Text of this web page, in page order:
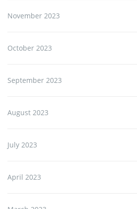
November 2023
October 2023
September 2023
August 2023
July 2023
April 2023